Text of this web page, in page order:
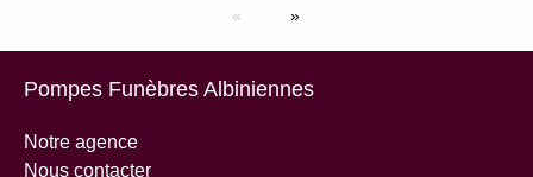
Pompes Funèbres Albiniennes
Notre agence
Nous contacter